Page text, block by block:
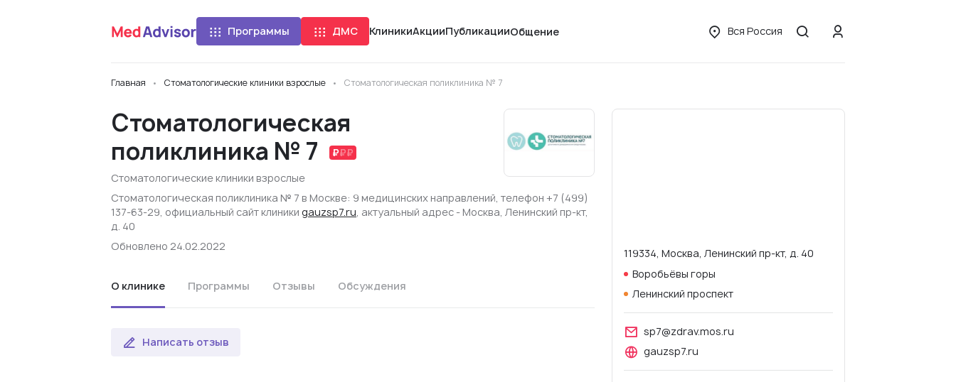
Программы ДМС КлиникиАкцииПубликацииОбщение Вся Россия
Главная Стоматологические клиники взрослые Стоматологическая поликлиника № 7
Стоматологическая
поликлиника № 7
Стоматологические клиники взрослые
Стоматологическая поликлиника № 7 в Москве: 9 медицинских направлений, телефон +7 (499)
137-63-29, официальный сайт клиники gauzsp7.ru, актуальный адрес - Москва, Ленинский пр-кт,
д. 40
Обновлено 24.02.2022
О клинике Программы Отзывы Обсуждения
Написать отзыв
119334, Москва, Ленинский пр-кт, д. 40
Воробьёвы горы
Ленинский проспект
sp7@zdrav.mos.ru
gauzsp7.ru